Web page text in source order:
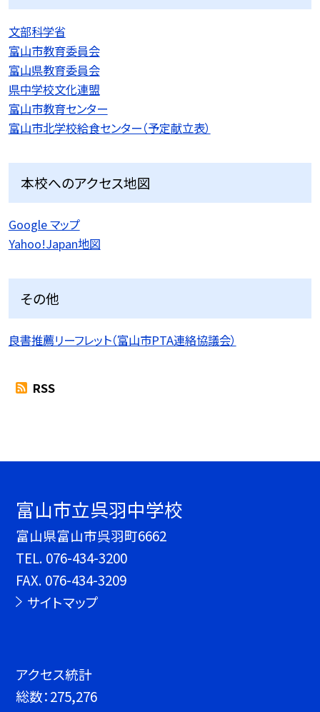
文部科学省
富山市教育委員会
富山県教育委員会
県中学校文化連盟
富山市教育センター
富山市北学校給食センター（予定献立表）
本校へのアクセス地図
Google マップ
Yahoo!Japan地図
その他
良書推薦リーフレット（富山市PTA連絡協議会）
RSS
富山市立呉羽中学校
富山県富山市呉羽町6662
TEL. 076-434-3200
FAX. 076-434-3209
サイトマップ
アクセス統計
総数：275,276